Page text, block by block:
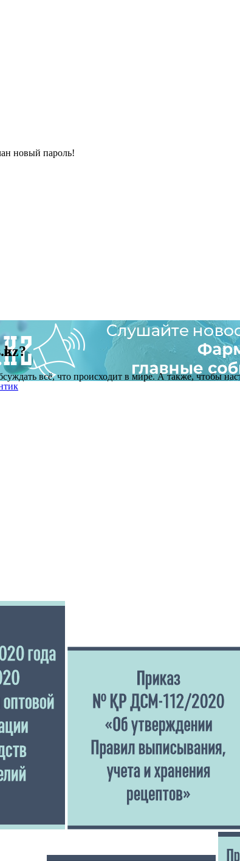
новый пароль!
всё, что происходит в мире. А также, чтобы
в